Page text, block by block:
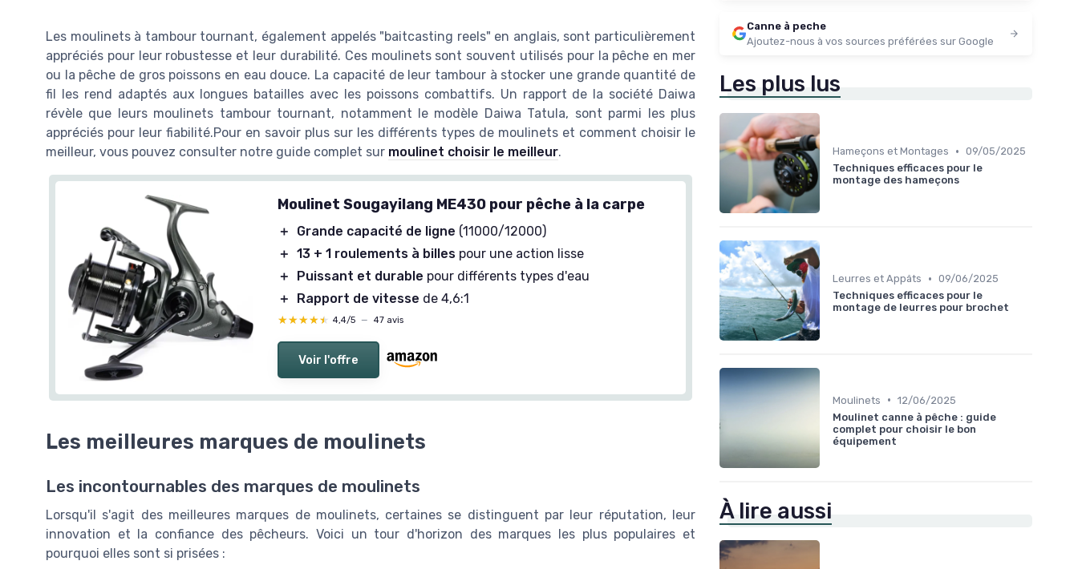
Les moulinets à tambour tournant, également appelés "baitcasting reels" en anglais, sont particulièrement
appréciés pour leur robustesse et leur durabilité. Ces moulinets sont souvent utilisés pour la pêche en mer
ou la pêche de gros poissons en eau douce. La capacité de leur tambour à stocker une grande quantité de
fil les rend adaptés aux longues batailles avec les poissons combattifs. Un rapport de la société Daiwa
révèle que leurs moulinets tambour tournant, notamment le modèle Daiwa Tatula, sont parmi les plus
appréciés pour leur fiabilité.Pour en savoir plus sur les différents types de moulinets et comment choisir le
meilleur, vous pouvez consulter notre guide complet sur moulinet choisir le meilleur.
Moulinet Sougayilang ME430 pour pêche à la carpe
＋ Grande capacité de ligne (11000/12000)
＋ 13 + 1 roulements à billes pour une action lisse
＋
Puissant et durable pour différents types d'eau
＋
Rapport de vitesse de 4,6:1
★★★★★
★★★★★ 4,4/5 — 47 avis
Voir l'offre
Les meilleures marques de moulinets
Les incontournables des marques de moulinets
Lorsqu'il s'agit des meilleures marques de moulinets, certaines se distinguent par leur réputation, leur
innovation et la confiance des pêcheurs. Voici un tour d'horizon des marques les plus populaires et
pourquoi elles sont si prisées :
Canne à peche
Ajoutez-nous à vos sources préférées sur Google
Les plus lus
Hameçons et Montages • 09/05/2025
Techniques efficaces pour le
montage des hameçons
Leurres et Appâts • 09/06/2025
Techniques efficaces pour le
montage de leurres pour brochet
Moulinets • 12/06/2025
Moulinet canne à pêche : guide
complet pour choisir le bon
équipement
À lire aussi